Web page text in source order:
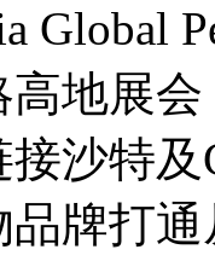
Global
地展
沙特
牌打